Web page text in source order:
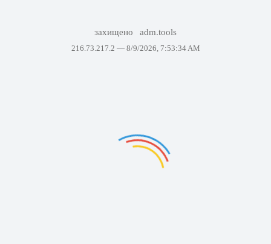
захищено adm.tools
216.73.217.2 — 8/9/2026, 7:53:34 AM